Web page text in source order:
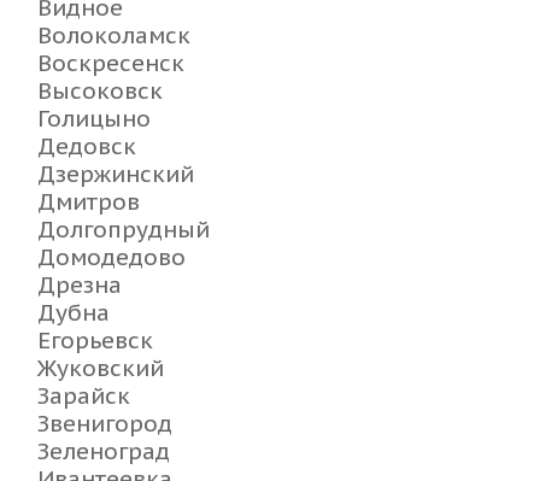
Видное
Волоколамск
Воскресенск
Высоковск
Голицыно
Дедовск
Дзержинский
Дмитров
Долгопрудный
Домодедово
Дрезна
Дубна
Егорьевск
Жуковский
Зарайск
Звенигород
Зеленоград